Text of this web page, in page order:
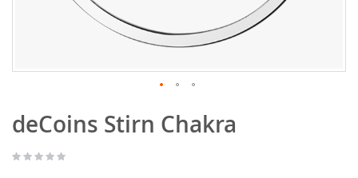
Anfang
der
springen
deCoins Stirn Chakra